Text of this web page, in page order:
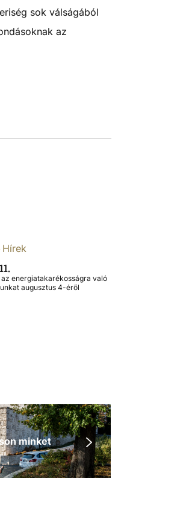
sok válságából
az
Hírek
energiatakarékosságra való
augusztus 4-éről
minket